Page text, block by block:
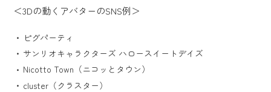
＜3Dの動くアバターのSNS例＞
ピグパーティ
サンリオキャラクターズ ハロースイートデイズ
Nicotto Town（ニコッとタウン）
cluster（クラスター）